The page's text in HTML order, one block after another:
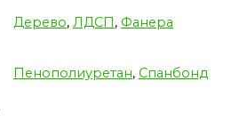
Дерево, ЛДСП, Фанера
Пенополиуретан, Спанбонд